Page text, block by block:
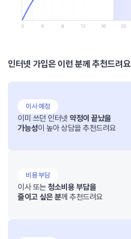
인터넷 가입은 이런 분께 추천드려요
이사 예정
이미 쓰던 인터넷 약정이 끝났을
가능성이 높아 상담을 추천드려요
비용 부담
이사 또는청소비용 부담을
줄이고 싶은 분께 추천드려요